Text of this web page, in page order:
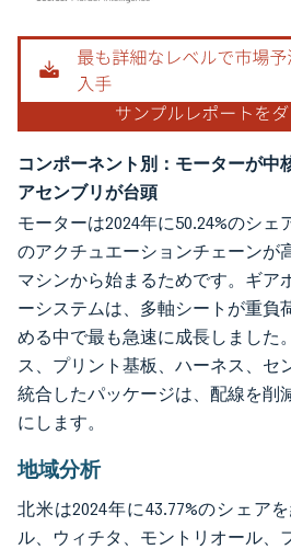
画像 © Mordor Intelligence。再利用にはCC
コンポーネント別：モーターが中
アセンブリが台頭
モーターは2024年に50.24%のシ
のアクチュエーションチェーンが
マシンから始まるためです。ギア
ーシステムは、多軸シートが重負
める中で最も急速に成長しました
ス、プリント基板、ハーネス、セ
統合したパッケージは、配線を削
にします。
地域分析
北米は2024年に43.77%のシェア
ル、ウィチタ、モントリオール、